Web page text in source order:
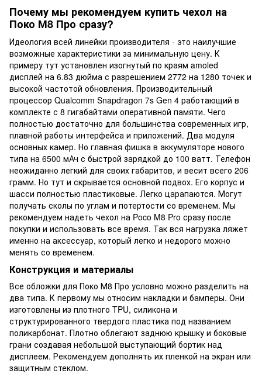
Почему мы рекомендуем купить чехол на
Поко М8 Про сразу?
Идеология всей линейки производителя - это наилучшие
возможные характеристики за минимальную цену. К
примеру тут установлен изогнутый по краям amoled
дисплей на 6.83 дюйма с разрешением 2772 на 1280 точек и
высокой частотой обновления. Производительный
процессор Qualcomm Snapdragon 7s Gen 4 работающий в
комплекте с 8 гигабайтами оперативной памяти. Чего
полностью достаточно для большинства современных игр,
плавной работы интерфейса и приложений. Два модуля
основных камер. Но главная фишка в аккумуляторе нового
типа на 6500 мАч с быстрой зарядкой до 100 ватт. Телефон
неожиданно легкий для своих габаритов, и весит всего 206
грамм. Но тут и скрывается основной подвох. Его корпус и
шасси полностью пластиковые. Легко царапаются. Могут
получать сколы по углам и потертости со временем. Мы
рекомендуем надеть чехол на Poco M8 Pro сразу после
покупки и использовать все время. Так вся нагрузка ляжет
именно на аксессуар, который легко и недорого можно
менять со временем.
Конструкция и материалы
Все обложки для Поко М8 Про условно можно разделить на
два типа. К первому мы относим накладки и бамперы. Они
изготовлены из плотного TPU, силикона и
структурированного твердого пластика под названием
поликарбонат. Плотно облегают заднюю крышку и боковые
грани создавая небольшой выступающий бортик над
дисплеем. Рекомендуем дополнять их пленкой на экран или
защитным стеклом.